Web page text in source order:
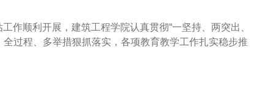
作顺利开展，建筑工程学院认真贯彻“一坚持、两突出、
过程、多举措狠抓落实，各项教育教学工作扎实稳步推